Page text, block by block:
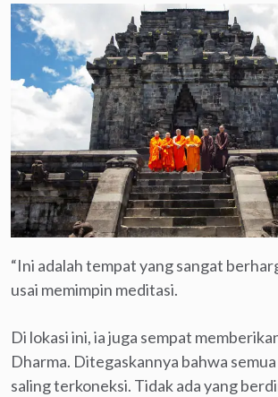
“Ini adalah tempat yang sangat
usai memimpin meditasi.
Di lokasi ini, ia juga sempat
Dharma. Ditegaskannya bahwa
saling terkoneksi. Tidak ada yang